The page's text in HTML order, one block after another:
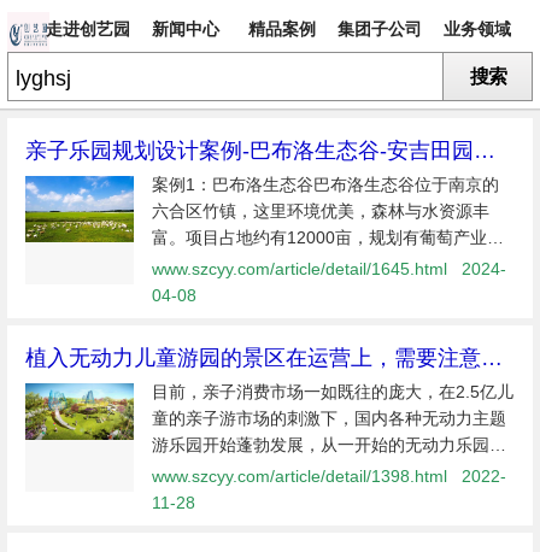
走进创艺园 新闻中心 精品案例 集团子公司 业务领域
搜索
亲子乐园规划设计案例-巴布洛生态谷-安吉田园嘉
乐比-泰迪农场案例1：巴布洛生态谷巴布洛生态谷位于南京的
六合区竹镇，这里环境优美，森林与水资源丰
富。项目占地约有12000亩，规划有葡萄产业
园、现代都市牧场科技产业园和现代农业文化体
验产业园。规划设计者根据项目自然资源和优越
www.szcyy.com/article/detail/1645.html
2024-
04-08
植入无动力儿童游园的景区在运营上，需要注意哪
些要点呢？
目前，亲子消费市场一如既往的庞大，在2.5亿儿
童的亲子游市场的刺激下，国内各种无动力主题
游乐园开始蓬勃发展，从一开始的无动力乐园的
1.0时代，比如跷跷板、滑梯、砖筒等很固化的设
备设施，到如今以设计为驱动的2.0时代，主题更
www.szcyy.com/article/detail/1398.html
2022-
11-28